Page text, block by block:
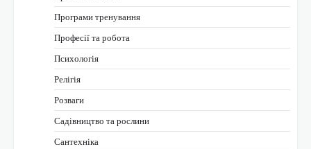
Програми тренування
Професії та робота
Психологія
Релігія
Розваги
Садівництво та рослини
Сантехніка